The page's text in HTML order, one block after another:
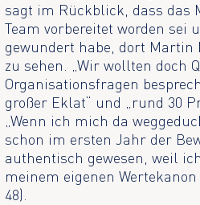
sagt im Rückblick, dass das
Team vorbereitet worden sei
gewundert habe, dort Martin
zu sehen. „Wir wollten doch
Organisationsfragen
großer Eklat“ und „rund 30
„Wenn ich mich da
schon im ersten Jahr der
authentisch gewesen, weil
meinem eigenen Wertekanon
48).